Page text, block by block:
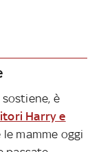
è
Harry e
mamme oggi